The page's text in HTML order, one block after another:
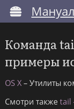
Команда
примеры
OS X– Утилиты
Смотри такжеtail